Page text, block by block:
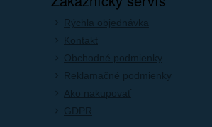
Rýchla objednávka
Kontakt
Obchodné podmienky
Reklamačné podmienky
Ako nakupovať
GDPR